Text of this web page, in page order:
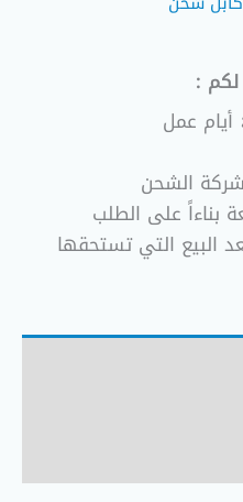
:
الشحن
بناءاً على الطلب
البيع التي تستحقها